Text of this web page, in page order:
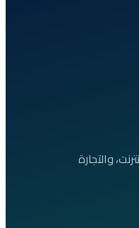
والتجارة